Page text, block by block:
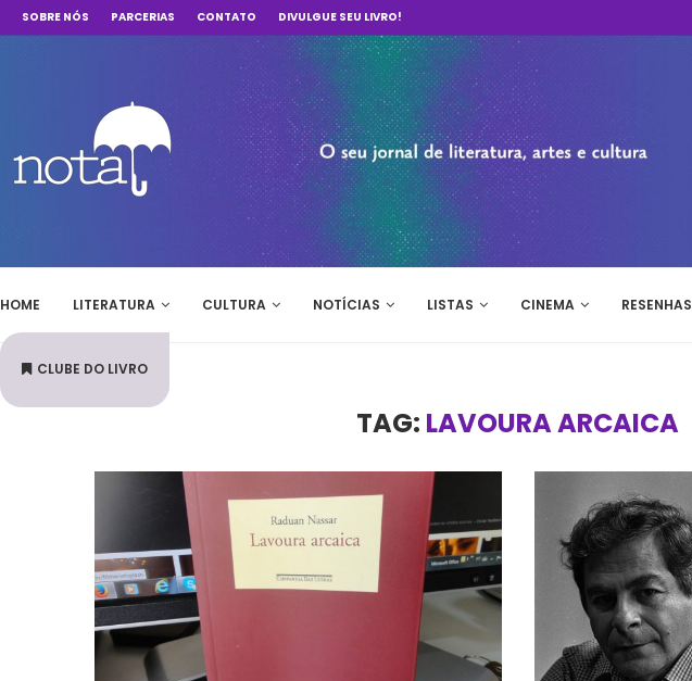
SOBRE NÓS PARCERIAS CONTATO DIVULGUE SEU LIVRO!
HOME LITERATURA CULTURA NOTÍCIAS LISTAS CINEMA RESENHAS
CLUBE DO LIVRO
TAG: LAVOURA ARCAICA